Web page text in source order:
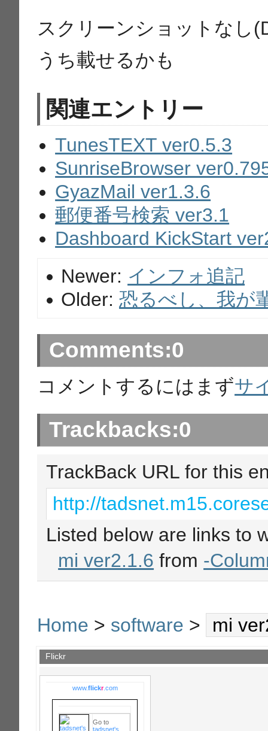
スクリーンショットなし
うち載せるかも
関連エントリー
TunesTEXT ver0.5.3
SunriseBrowser
GyazMail ver1.3.6
郵便番号検索 ver3.1
Dashboard KickStart
Newer: インフォ追記
Older:恐るべし、我が
Comments:0
コメントするにはまずサ
Trackbacks:0
TrackBack URL for this
http://
Listed below are links to
mi ver2.1.6 from -
Home > software > mi
Flickr
www.flickr.com
Go to
tadsnet's